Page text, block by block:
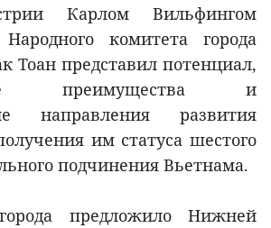
Карлом Вильфингом
Народного комитета города
Тоан представил потенциал,
преимущества и
направления развития
им статуса шестого
подчинения Вьетнама.
предложило Нижней